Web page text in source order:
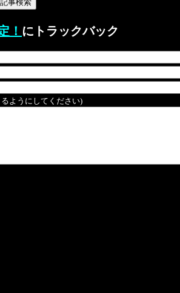
！ にトラックバック
ようにしてください)